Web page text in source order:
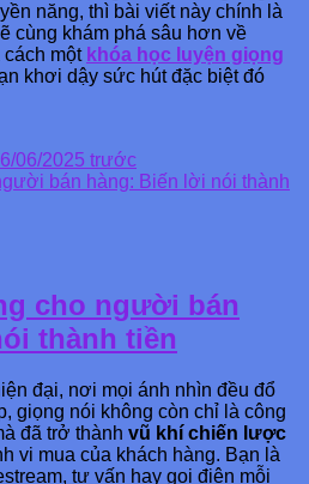
năng, thì bài viết này chính là
cùng khám phá sâu hơn về
cách một khóa học luyện giọng
khơi dậy sức hút đặc biệt đó
06/2025 trước
cho người bán
thành tiền
đại, nơi mọi ánh nhìn đều đổ
giọng nói không còn chỉ là công
đã trở thành vũ khí chiến lược
vi mua của khách hàng. Bạn là
tư vấn hay gọi điện mỗi